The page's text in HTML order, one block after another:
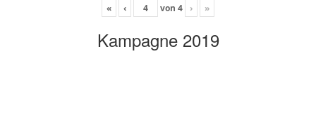
« ‹ von 4 › »
Kampagne 2019